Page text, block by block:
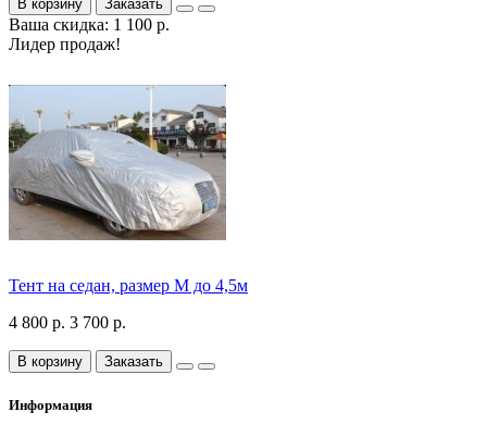
В корзину Заказать
Ваша скидка: 1 100 р.
Лидер продаж!
Тент на седан, размер М до 4,5м
4 800 р. 3 700 р.
В корзину Заказать
Информация